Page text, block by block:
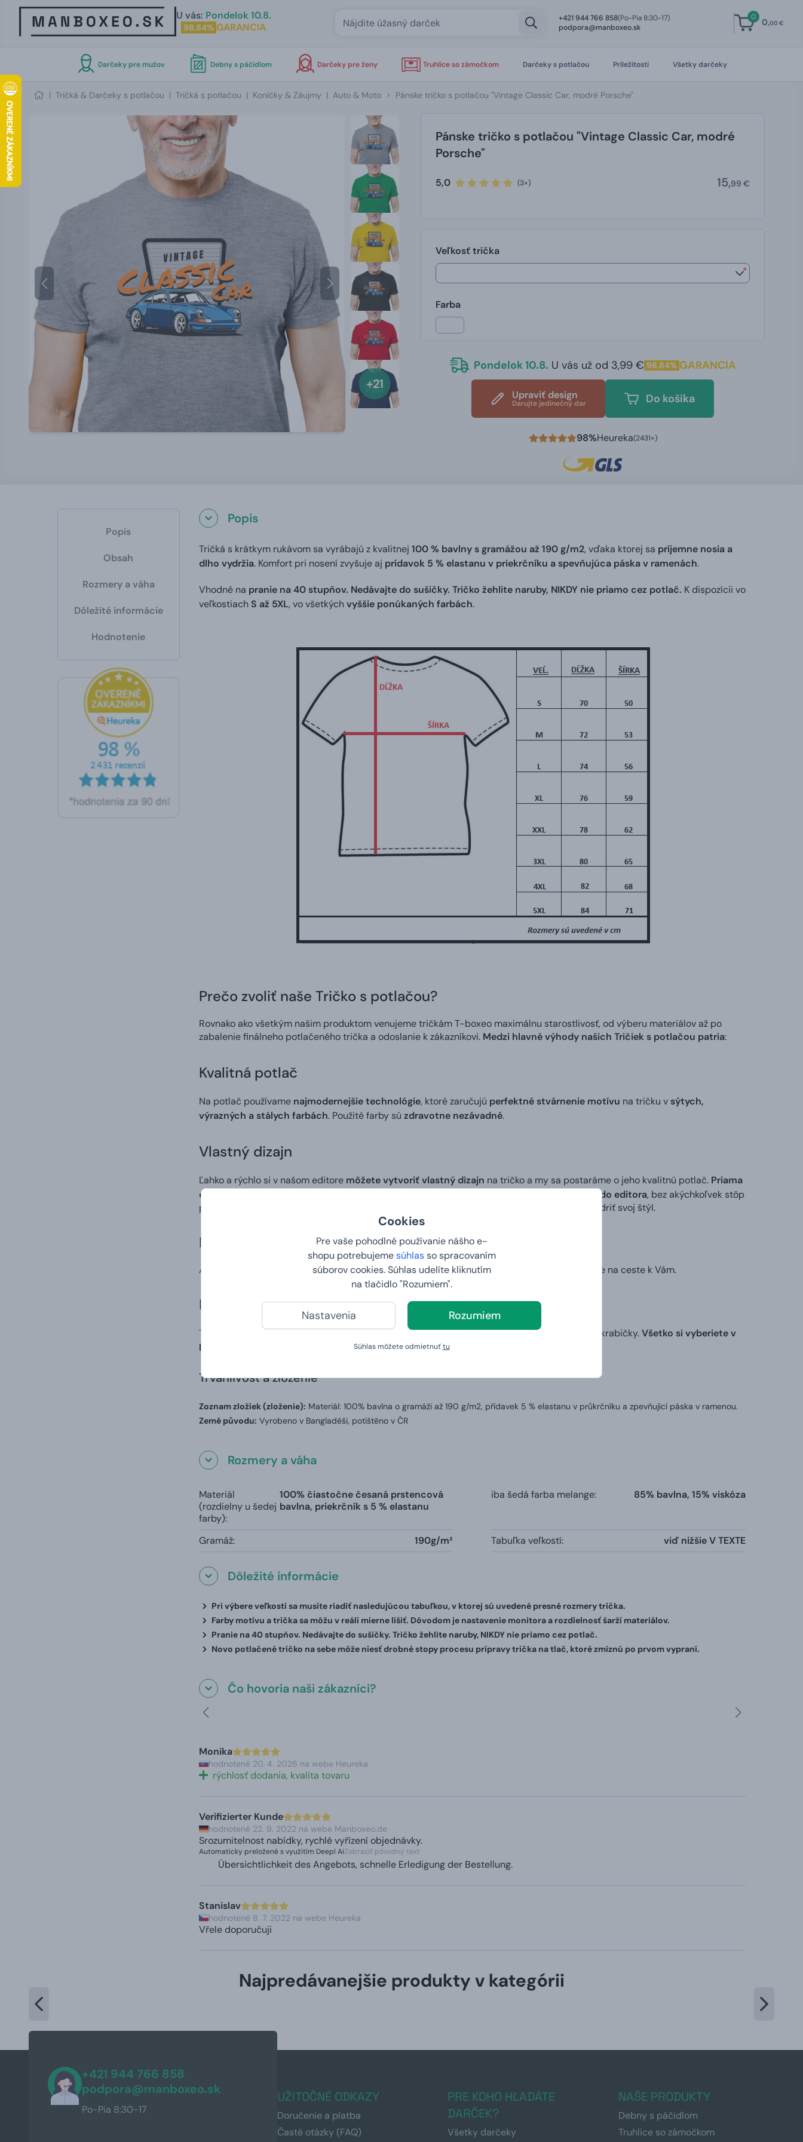
Cookies
Pre vaše pohodlné používanie nášho e-
shopu potrebujemesúhlasso spracovaním
súborov cookies. Súhlas udelíte kliknutím
na tlačidlo "Rozumiem".
Nastavenia Rozumiem
Súhlas môžete odmietnuťtu
U vás: Pondelok 10.8.
98,84% GARANCIA
+421 944 766 858(Po-Pia 8:30-17)
podpora@manboxeo.sk
0 0,00 €
Darčeky pre mužov Debny s páčidlom Darčeky pre ženy Truhlice so zámočkom Darčeky s potlačou Príležitosti Všetky darčeky
| Tričká & Darčeky s potlačou | Tričká s potlačou | Koníčky & Záujmy | Auto & Moto Pánske tričko s potlačou "Vintage Classic Car, modré Porsche"
+21
Pánske tričko s potlačou "Vintage Classic Car, modré
Porsche"
5,0 (3×) 15,99 €
Veľkosť trička
*
Farba
Pondelok 10.8. U vás už od 3,99 € 98,84% GARANCIA
Upraviť design
Darujte jedinečný dar Do košíka
98%Heureka(2431×)
Popis
Obsah
Rozmery a váha
Dôležité informácie
Hodnotenie
Popis
Tričká s krátkym rukávom sa vyrábajú z kvalitnej 100 % bavlny s gramážou až 190 g/m2, vďaka ktorej sa príjemne nosia a
dlho vydržia. Komfort pri nosení zvyšuje aj prídavok 5 % elastanu v priekrčníku a spevňujúca páska v ramenách.
Vhodné na pranie na 40 stupňov. Nedávajte do sušičky. Tričko žehlite naruby, NIKDY nie priamo cez potlač. K dispozícii vo
veľkostiach S až 5XL, vo všetkýchvyššie ponúkaných farbách.
Prečo zvoliť naše Tričko s potlačou?
Rovnako ako všetkým našim produktom venujeme tričkám T-boxeo maximálnu starostlivosť, od výberu materiálov až po
zabalenie finálneho potlačeného trička a odoslanie k zákazníkovi.Medzi hlavné výhody našich Tričiek s potlačou patria:
Kvalitná potlač
Na potlač používamenajmodernejšie technológie, ktoré zaručujú perfektné stvárnenie motívu na tričku vsýtych,
výrazných a stálych farbách. Použité farby sú zdravotne nezávadné.
Vlastný dizajn
Ľahko a rýchlo si v našom editoremôžete vytvoriť vlastný dizajn na tričko a my sa postaráme o jeho kvalitnú potlač. Priama
digitálna potlač
motív na tričku bude presnou kópiou obrázku, ktorý vložíte do editora, bez akýchkoľvek stôp
po procese tlače. Ideálny spôsob, ako niekomu pripraviť skutočne osobitý darček alebo vyjadriť svoj štýl.
Doručenie do 2. dňa
A to vrátane vašej vlastnej potlače. Vy nám zadáte tričko vašich snov a na druhý deň už bude na ceste k Vám.
Darčekové balenie (prikúpite v košíku)
Tričká s potlačou vám starostlivo zabalíme do hodvábneho papiera a elegantnej darčekovej krabičky.Všetko si vyberiete v
košíku.
Trvanlivosť a zloženie
Zoznam zložiek (zloženie): Materiál: 100% bavlna o gramáži až 190 g/m2, přídavek 5 % elastanu v průkrčníku a zpevňující páska v ramenou.
Země původu: Vyrobeno v Bangladéši, potištěno v ČR
Rozmery a váha
Materiál
(rozdielny u šedej
farby):
100% čiastočne česaná prstencová
bavlna, priekrčník s 5 % elastanu
iba šedá farba melange: 85% bavlna, 15% viskóza
Gramáž: 190g/m² Tabuľka veľkostí: viď nižšie V TEXTE
Dôležité informácie
Pri výbere veľkosti sa musíte riadiť nasledujúcou tabuľkou, v ktorej sú uvedené presné rozmery trička.
Farby motívu a trička sa môžu v reáli mierne líšiť. Dôvodom je nastavenie monitora a rozdielnosť šarží materiálov.
Pranie na 40 stupňov. Nedávajte do sušičky. Tričko žehlite naruby, NIKDY nie priamo cez potlač.
Novo potlačené tričko na sebe môže niesť drobné stopy procesu prípravy trička na tlač, ktoré zmiznú po prvom vypraní.
Čo hovoria naši zákazníci?
Monika
hodnotené 20. 4. 2026 na webe Heureka
rýchlosť dodania, kvalita tovaru
Verifizierter Kunde
hodnotené 22. 9. 2022 na webe Manboxeo.de
Srozumitelnost nabídky, rychlé vyřízení objednávky.
Automaticky preložené s využitím Deepl AiZobraziť pôvodný text
Übersichtlichkeit des Angebots, schnelle Erledigung der Bestellung.
Stanislav
hodnotené 8. 7. 2022 na webe Heureka
Vřele doporučuji
Najpredávanejšie produkty v kategórii
+421 944 766 858
podpora@manboxeo.sk
Po-Pia 8:30-17
UŽITOČNÉ ODKAZY
Doručenie a platba
Časté otázky (FAQ)
PRE KOHO HĽADÁTE
DARČEK?
Všetky darčeky
NAŠE PRODUKTY
Debny s páčidlom
Truhlice so zámočkom